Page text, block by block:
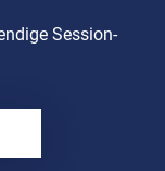
Session-